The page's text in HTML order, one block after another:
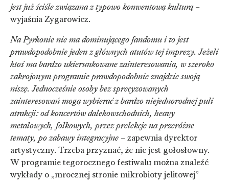
jest już ściśle związana z typowo konwentową kulturą –
wyjaśnia Zygarowicz.
Na Pyrkonie nie ma dominującego fandomu i to jest
prawdopodobnie jeden z głównych atutów tej imprezy. Jeżeli
ktoś ma bardzo ukierunkowane zainteresowania, w szeroko
zakrojonym programie prawdopodobnie znajdzie swoją
niszę. Jednocześnie osoby bez sprecyzowanych
zainteresowań mogą wybierać z bardzo niejednorodnej puli
atrakcji: od koncertów dalekowschodnich, heavy
metalowych, folkowych, przez prelekcje na przeróżne
tematy, po zabawy integracyjne – zapewnia dyrektor
artystyczny. Trzeba przyznać, że nie jest gołosłowny.
W programie tegorocznego festiwalu można znaleźć
wykłady o „mrocznej stronie mikrobioty jelitowej”